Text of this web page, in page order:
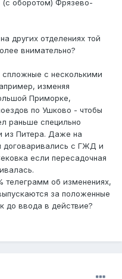
оборотом) Фрязево-
других отделениях той
внимательно?
с несколькими
изменяя
Приморке,
по Ушково - чтобы
раньше специльно
из Питера. Даже на
договаривались с ГЖД и
если пересадочная
телеграмм об изменениях,
за положенные
до ввода в действие?